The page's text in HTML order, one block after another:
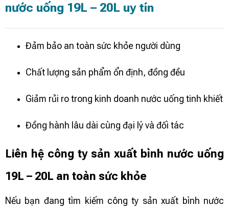
nước uống 19L – 20L uy tín
Đảm bảo an toàn sức khỏe người dùng
Chất lượng sản phẩm ổn định, đồng đều
Giảm rủi ro trong kinh doanh nước uống tinh khiết
Đồng hành lâu dài cùng đại lý và đối tác
Liên hệ công ty sản xuất bình nước uống
19L – 20L an toàn sức khỏe
Nếu bạn đang tìm kiếm công ty sản xuất bình nước